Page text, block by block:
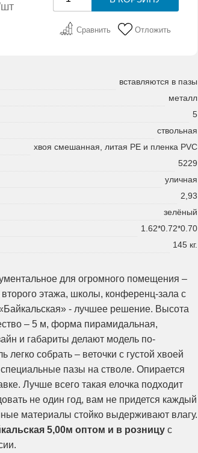
Сравнить
Отложить
вставляются в пазы
металл
5
ствольная
хвоя смешанная, литая PE и пленка PVC
5229
уличная
2,93
зелёный
1.62*0.72*0.70
145 кг.
для огромного помещения –
этажа, школы, конференц-зала с
- лучшее решение. Высота
– 5 м, форма пирамидальная,
и габариты делают модель по-
собрать – веточки с густой хвоей
пазы на стволе. Опирается
Лучше всего такая елочка подходит
не один год, вам не придется каждый
материалы стойко выдерживают влагу.
5,00м оптом и в розницу с